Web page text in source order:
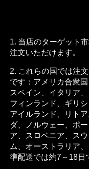
1. 当店のターゲット
注文いただけます。
2. これらの国では注
です：アメリカ合衆
スペイン、イタリア
フィンランド、ギリ
アイルランド、リト
ダ、ノルウェー、ポ
ア、スロベニア、ス
ム、オーストラリア
準配送では約7～18日